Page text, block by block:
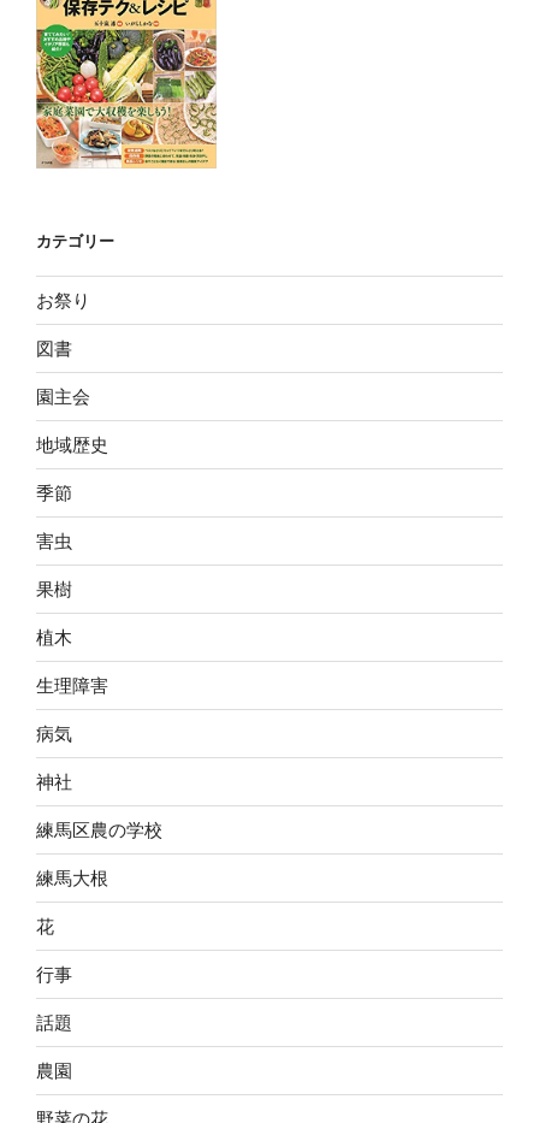
カテゴリー
お祭り
図書
園主会
地域歴史
季節
害虫
果樹
植木
生理障害
病気
神社
練馬区農の学校
練馬大根
花
行事
話題
農園
野菜の花